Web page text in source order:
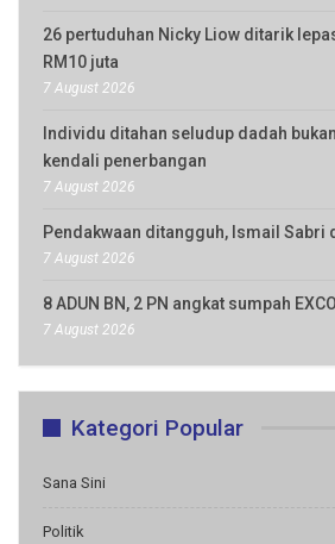
26 pertuduhan Nicky Liow ditarik
RM10 juta
7 August 2026
Individu ditahan seludup dadah
kendali penerbangan
7 August 2026
Pendakwaan ditangguh, Ismail Sabri
7 August 2026
8 ADUN BN, 2 PN angkat sumpah
7 August 2026
Kategori Popular
Sana Sini
Politik